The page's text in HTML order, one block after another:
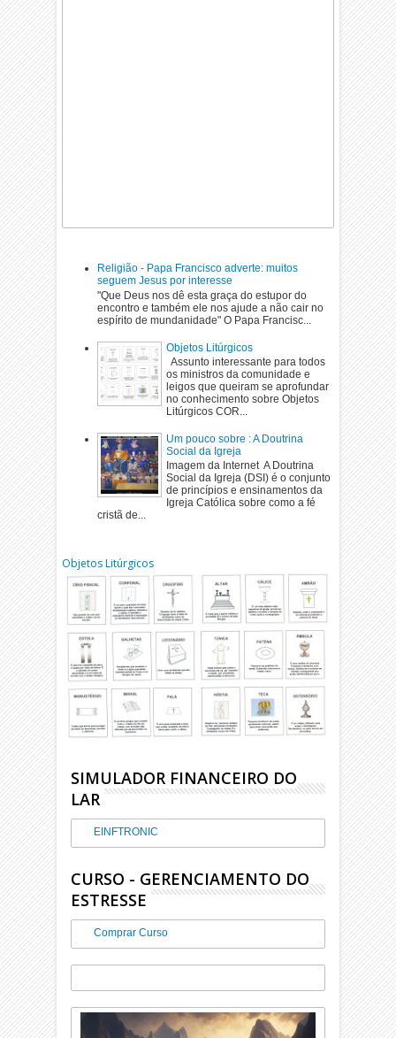
Religião - Papa Francisco adverte: muitos
seguem Jesus por interesse
"Que Deus nos dê esta graça do estupor do
encontro e também ele nos ajude a não cair no
espírito de mundanidade" O Papa Francisc...
Objetos Litúrgicos
Assunto interessante para todos
os ministros da comunidade e
leigos que queiram se aprofundar
no conhecimento sobre Objetos
Litúrgicos COR...
Um pouco sobre : A Doutrina
Social da Igreja
Imagem da Internet A Doutrina
Social da Igreja (DSI) é o conjunto
de princípios e ensinamentos da
Igreja Católica sobre como a fé
cristã de...
Objetos Litúrgicos
SIMULADOR FINANCEIRO DO
LAR
EINFTRONIC
CURSO - GERENCIAMENTO DO
ESTRESSE
Comprar Curso